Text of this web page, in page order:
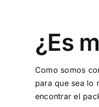
¿Es
Como somos
para que sea lo
encontrar el